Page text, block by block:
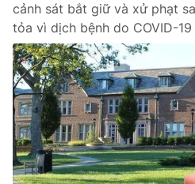
cảnh sát bắt giữ và xử phạt
tỏa vì dịch bệnh do COVID-